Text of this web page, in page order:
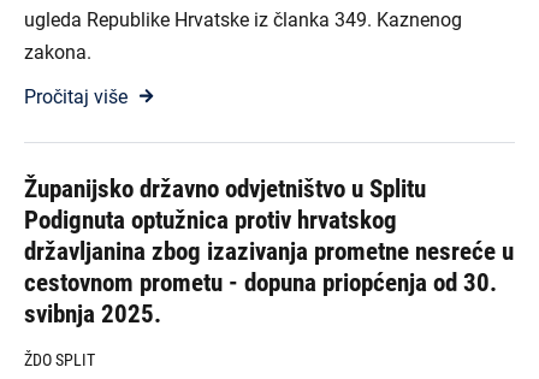
ugleda Republike Hrvatske iz članka 349. Kaznenog
zakona.
Pročitaj više
Županijsko državno odvjetništvo u Splitu
Podignuta optužnica protiv hrvatskog
državljanina zbog izazivanja prometne nesreće u
cestovnom prometu - dopuna priopćenja od 30.
svibnja 2025.
ŽDO SPLIT